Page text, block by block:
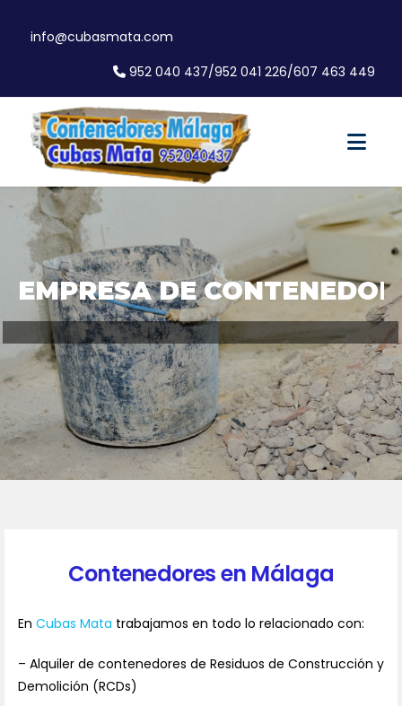
info@cubasmata.com
607 463 449
/
952 041 226
/
952 040 437
EMPRESA DE
Contenedores en Málaga
En Cubas Mata trabajamos en todo lo relacionado con:
– Alquiler de contenedores de Residuos de Construcción y
Demolición (RCDs)